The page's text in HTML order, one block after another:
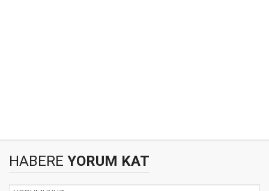
HABERE YORUM KAT